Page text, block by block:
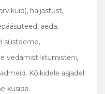
haljastust,
aeda,
süsteeme,
vedamist liitumisteni,
Kõikidele asjadel
küsida.